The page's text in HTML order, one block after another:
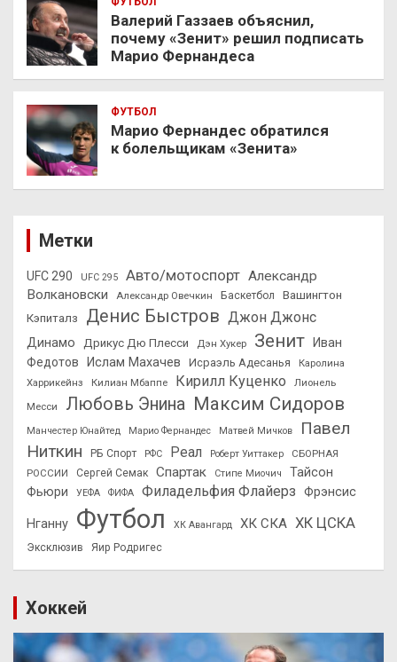
Валерий Газзаев объяснил,
почему «Зенит» решил подписать
Марио Фернандеса
ФУТБОЛ
Марио Фернандес обратился
к болельщикам «Зенита»
Метки
UFC 290 UFC 295 Авто/мотоспорт Александр
Волкановски
Александр Овечкин Баскетбол
Вашингтон
Кэпиталз
Денис Быстров Джон Джонс
Динамо Дрикус Дю Плесси Дэн Хукер Зенит
Иван
Федотов
Ислам Махачев Исраэль Адесанья
Каролина
Харрикейнз
Килиан Мбаппе Кирилл Куценко
Лионель
Месси
Любовь Энина Максим Сидоров
Манчестер Юнайтед Марио Фернандес Матвей Мичков
Павел
Ниткин
РБ Спорт РФС Реал Роберт Уиттакер
СБОРНАЯ
РОССИИ
Сергей Семак Спартак Стипе Миочич
Тайсон
Фьюри
УЕФА ФИФА Филадельфия Флайерз Фрэнсис
Нганну Футбол ХК Авангард ХК СКА ХК ЦСКА
Эксклюзив Яир Родригес
Хоккей